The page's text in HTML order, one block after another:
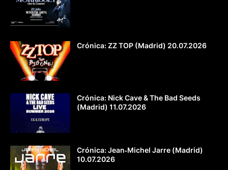
Crónica: ZZ TOP (Madrid) 20.07.2026
Crónica: Nick Cave & The Bad Seeds
(Madrid) 11.07.2026
Crónica: Jean‐Michel Jarre (Madrid)
10.07.2026